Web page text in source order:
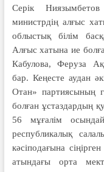
Серік
министрдің алғыс
об­лыс­тық білім
Алғыс хатына ие
Кабулова, Феруза
бар. Кеңесте аудан
Отан» партиясының
болған ұстаздардың
56 мұғалім
республикалық
кәсіподағына
атындағы орта